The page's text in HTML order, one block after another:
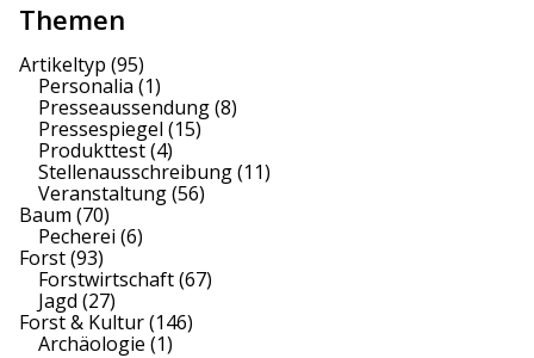
o
n
Themen
Artikeltyp (95)
Personalia (1)
Presseaussendung(8)
Pressespiegel (15)
Produkttest(4)
Stellenausschreibung(11)
Veranstaltung(56)
Baum (70)
Pecherei (6)
Forst(93)
Forstwirtschaft(67)
Jagd (27)
Forst & Kultur(146)
Archäologie (1)